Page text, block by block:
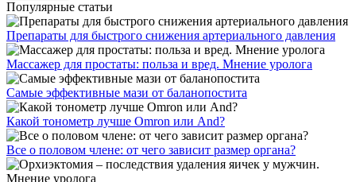
Популярные статьи
Препараты для быстрого снижения артериального давления
Массажер для простаты: польза и вред. Мнение уролога
Самые эффективные мази от баланопостита
Какой тонометр лучше Omron или And?
Все о половом члене: от чего зависит размер органа?